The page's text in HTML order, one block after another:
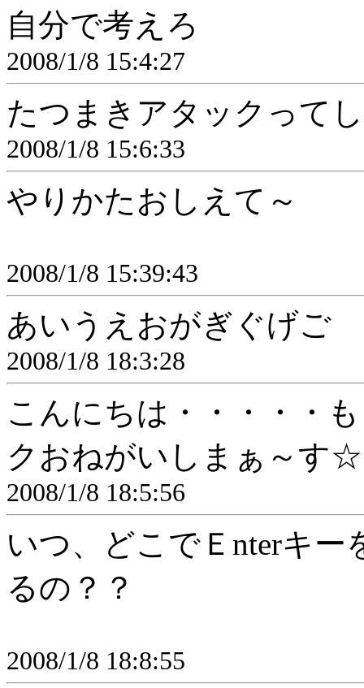
自分で考えろ
2008/1/8 15:4:27
たつまきアタックって
2008/1/8 15:6:33
やりかたおしえて～
2008/1/8 15:39:43
あいうえおがぎぐげご
2008/1/8 18:3:28
こんにちは・・・・・
クおねがいしまぁ～す☆
2008/1/8 18:5:56
いつ、どこでＥnterキ
るの？？
2008/1/8 18:8:55